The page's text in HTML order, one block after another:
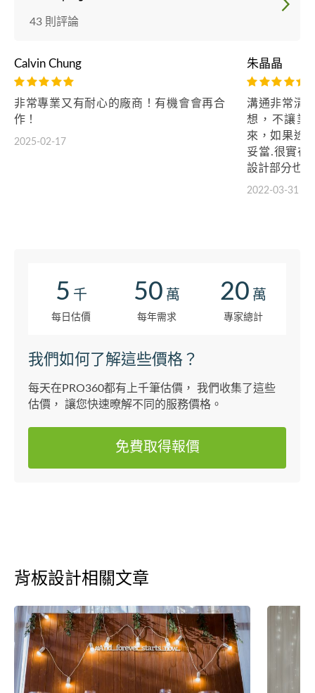
43 則評論
Calvin Chung
非常專業又有耐心的廠商！有機會會再合
作！
2025-02-17
朱晶晶
溝通非常清
想，不讓業
來，如果途
妥當.很實在
設計部分也
2022-03-31
5 千
每日估價
50 萬
每年需求
20 萬
專家總計
我們如何了解這些價格？
每天在PRO360都有上千筆估價， 我們收集了這些
估價， 讓您快速暸解不同的服務價格。
免費取得報價
背板設計相關文章